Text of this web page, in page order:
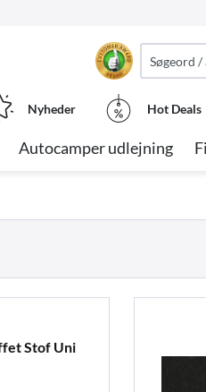
Nyheder Hot Deals
Autocamper udlejning
Stof Uni